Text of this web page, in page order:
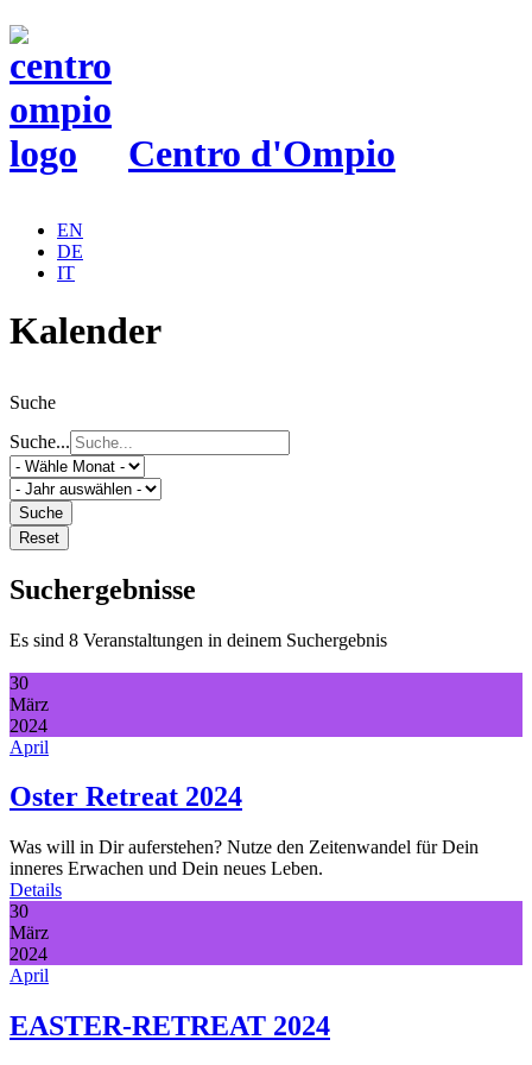
Centro d'Ompio
EN
DE
IT
Kalender
Suche
Suche...
Suche
Reset
Suchergebnisse
Es sind 8 Veranstaltungen in deinem Suchergebnis
30
März
2024
April
Oster Retreat 2024
Was will in Dir auferstehen? Nutze den Zeitenwandel für Dein
inneres Erwachen und Dein neues Leben.
Details
30
März
2024
April
EASTER-RETREAT 2024